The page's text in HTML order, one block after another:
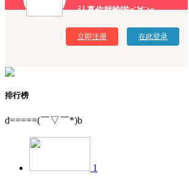
认真你就输啦σ`∀´)σ
立即注册 在此登录
排行榜
d=====(￣▽￣*)b
1